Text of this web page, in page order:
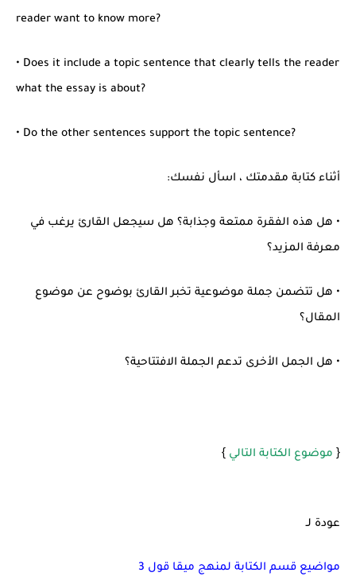
reader want to know more?
• Does it include a topic sentence that clearly tells the reader
what the essay is about?
• Do the other sentences support the topic sentence?
أثناء كتابة مقدمتك ، اسأل نفسك:
• هل هذه الفقرة ممتعة وجذابة؟ هل سيجعل القارئ يرغب في
معرفة المزيد؟
• هل تتضمن جملة موضوعية تخبر القارئ بوضوح عن موضوع
المقال؟
• هل الجمل الأخرى تدعم الجملة الافتتاحية؟
{ موضوع الكتابة التالي }
عودة لـ
مواضيع قسم الكتابة لمنهج ميقا قول 3